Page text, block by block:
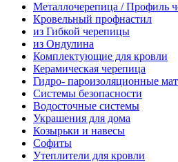
Металлочерепица / Профиль
Кровельный профнастил
из Гибкой черепицы
из Ондулина
Комплектующие для кровли
Керамическая черепица
Гидро- пароизоляционные
Системы безопасности
Водосточные системы
Украшения для дома
Козырьки и навесы
Софиты
Утеплители для кровли